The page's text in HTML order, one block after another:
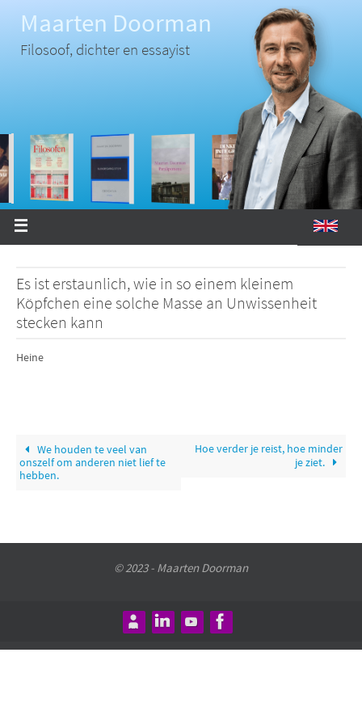
inhoud
Maarten Doorman
Filosoof, dichter en essayist
Es ist erstaunlich, wie in so einem kleinem
Köpfchen eine solche Masse an Unwissenheit
stecken kann
Heine
We houden te veel van
onszelf om anderen niet lief te
hebben.
Hoe verder je reist, hoe minder
je ziet.
© 2023 - Maarten Doorman